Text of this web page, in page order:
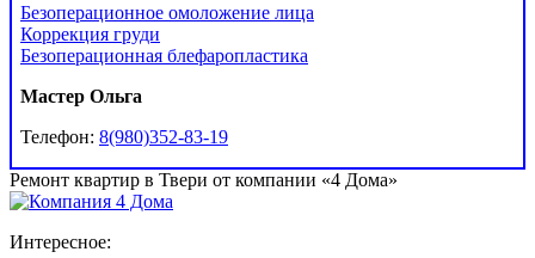
Безоперационное омоложение лица
Коррекция груди
Безоперационная блефаропластика
Мастер Ольга
Телефон: 8(980)352-83-19
Ремонт квартир в Твери от компании «4 Дома»
Интересное: